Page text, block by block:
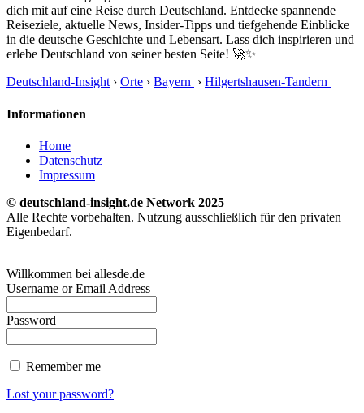
dich mit auf eine Reise durch Deutschland. Entdecke spannende
Reiseziele, aktuelle News, Insider-Tipps und tiefgehende Einblicke
in die deutsche Geschichte und Lebensart. Lass dich inspirieren und
erlebe Deutschland von seiner besten Seite! 🚀✨
Deutschland-Insight › Orte › Bayern › Hilgertshausen-Tandern
Informationen
Home
Datenschutz
Impressum
© deutschland-insight.de Network 2025
Alle Rechte vorbehalten. Nutzung ausschließlich für den privaten
Eigenbedarf.
Willkommen bei allesde.de
Username or Email Address
Password
Remember me
Lost your password?